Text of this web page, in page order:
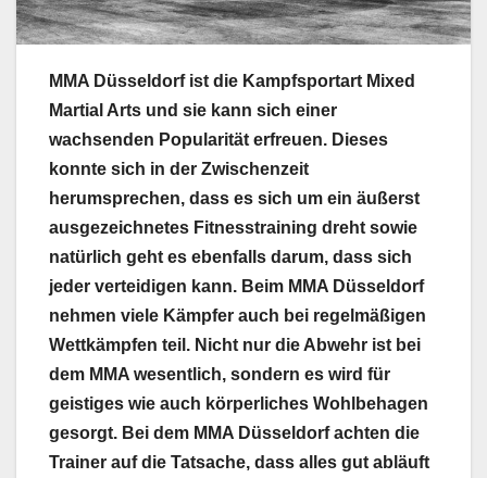
MMA Düsseldorf ist die Kampfsportart Mixed
Martial Arts und sie kann sich einer
wachsenden Popularität erfreuen. Dieses
konnte sich in der Zwischenzeit
herumsprechen, dass es sich um ein äußerst
ausgezeichnetes Fitnesstraining dreht sowie
natürlich geht es ebenfalls darum, dass sich
jeder verteidigen kann. Beim MMA Düsseldorf
nehmen viele Kämpfer auch bei regelmäßigen
Wettkämpfen teil. Nicht nur die Abwehr ist bei
dem MMA wesentlich, sondern es wird für
geistiges wie auch körperliches Wohlbehagen
gesorgt. Bei dem MMA Düsseldorf achten die
Trainer auf die Tatsache, dass alles gut abläuft